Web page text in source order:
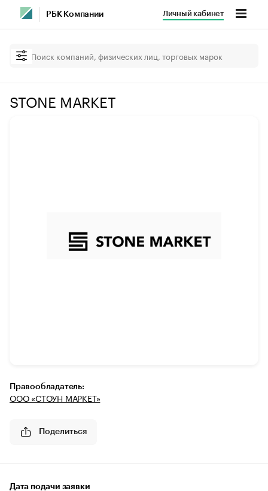
РБК Компании Личный кабинет
STONE MARKET
Правообладатель:
ООО «СТОУН МАРКЕТ»
Поделиться
Дата подачи заявки